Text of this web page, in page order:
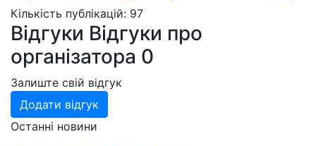
Кількість публікацій: 97
Відгуки Відгуки про
організатора 0
Залиште свій відгук
Додати відгук
Останні новини